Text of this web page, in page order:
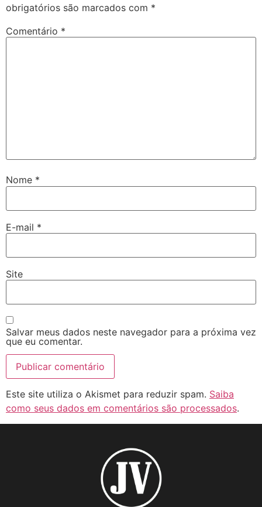
obrigatórios são marcados com *
Comentário *
Nome *
E-mail *
Site
Salvar meus dados neste navegador para a próxima vez
que eu comentar.
Este site utiliza o Akismet para reduzir spam. Saiba
como seus dados em comentários são processados.